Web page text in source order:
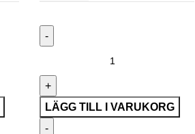
LÄGG TILL I VARUKORG